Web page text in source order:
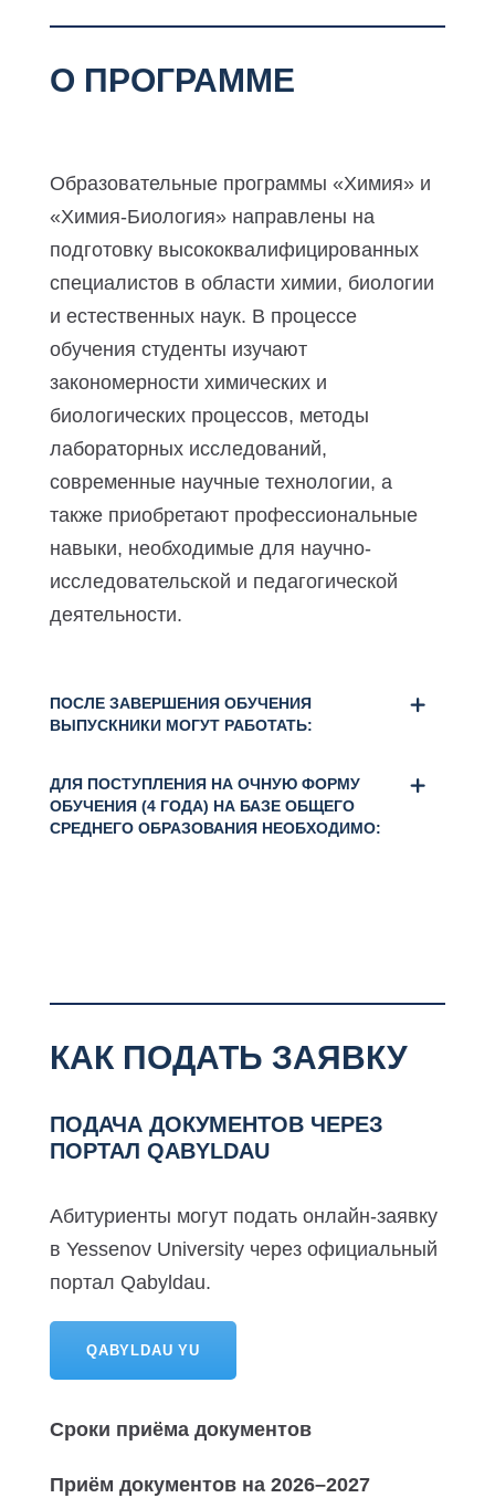
О ПРОГРАММЕ
Образовательные программы «Химия» и
«Химия-Биология» направлены на
подготовку высококвалифицированных
специалистов в области химии, биологии
и естественных наук. В процессе
обучения студенты изучают
закономерности химических и
биологических процессов, методы
лабораторных исследований,
современные научные технологии, а
также приобретают профессиональные
навыки, необходимые для научно-
исследовательской и педагогической
деятельности.
ПОСЛЕ ЗАВЕРШЕНИЯ ОБУЧЕНИЯ
ВЫПУСКНИКИ МОГУТ РАБОТАТЬ:
ДЛЯ ПОСТУПЛЕНИЯ НА ОЧНУЮ ФОРМУ
ОБУЧЕНИЯ (4 ГОДА) НА БАЗЕ ОБЩЕГО
СРЕДНЕГО ОБРАЗОВАНИЯ НЕОБХОДИМО:
КАК ПОДАТЬ ЗАЯВКУ
ПОДАЧА ДОКУМЕНТОВ ЧЕРЕЗ
ПОРТАЛ QABYLDAU
Абитуриенты могут подать онлайн-заявку
в Yessenov University через официальный
портал Qabyldau.
QABYLDAU YU
Сроки приёма документов
Приём документов на 2026–2027